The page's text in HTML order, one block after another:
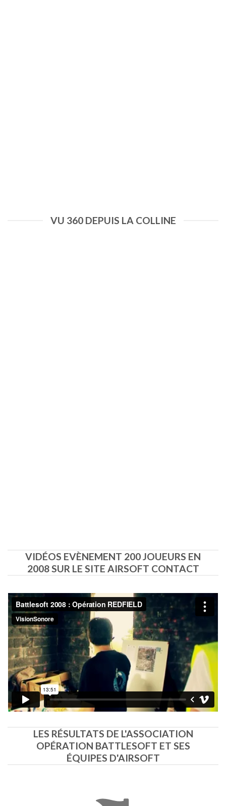
VU 360 DEPUIS LA COLLINE
VIDÉOS EVÈNEMENT 200 JOUEURS EN
2008 SUR LE SITE AIRSOFT CONTACT
LES RÉSULTATS DE L'ASSOCIATION
OPÉRATION BATTLESOFT ET SES
ÉQUIPES D'AIRSOFT